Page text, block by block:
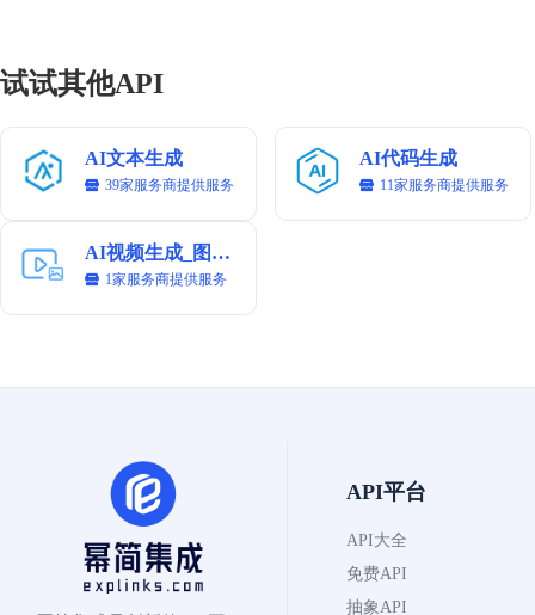
试试其他API
AI文本生成
39家服务商提供服务
AI代码生成
11家服务商提供服务
AI视频生成_图生视频
1家服务商提供服务
API平台
API大全
免费API
抽象API